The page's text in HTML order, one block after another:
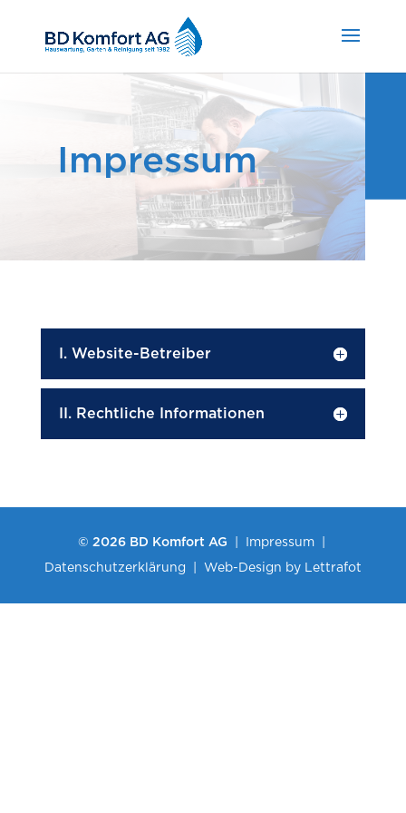
Impressum
I. Website-Betreiber
II. Rechtliche Informationen
© 2026 BD Komfort AG Impressum|
Datenschutzerklärung
Web-Design by Lettrafot